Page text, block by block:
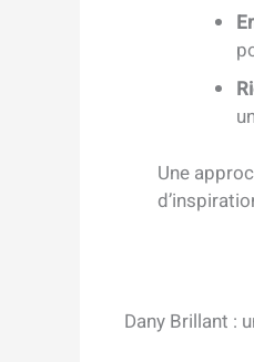
Une
Dany Brillant :